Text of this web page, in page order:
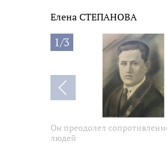
Елена СТЕПАНОВА
Он преодолел
людей
1/3